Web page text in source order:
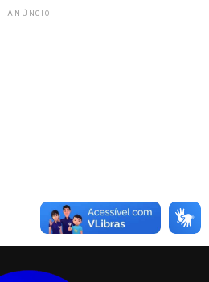
ANÚNCIO